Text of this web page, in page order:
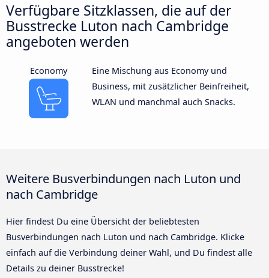
Verfügbare Sitzklassen, die auf der
Busstrecke Luton nach Cambridge
angeboten werden
Economy
Eine Mischung aus Economy und
Business, mit zusätzlicher Beinfreiheit,
WLAN und manchmal auch Snacks.
Weitere Busverbindungen nach Luton und
nach Cambridge
Hier findest Du eine Übersicht der beliebtesten
Busverbindungen nach Luton und nach Cambridge. Klicke
einfach auf die Verbindung deiner Wahl, und Du findest alle
Details zu deiner Busstrecke!